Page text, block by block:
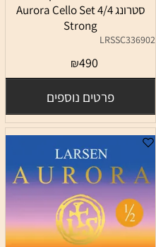
סטרונג 4/4 Aurora Cello Set
Strong
LRSSC336902
₪490
פרטים נוספים